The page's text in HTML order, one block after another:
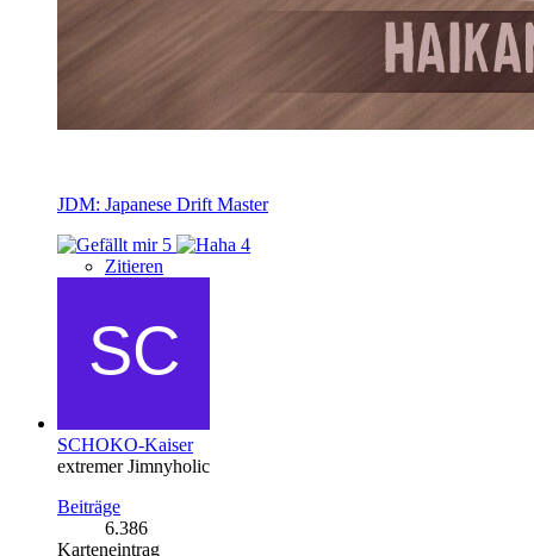
JDM: Japanese Drift Master
5
4
Zitieren
SCHOKO-Kaiser
extremer Jimnyholic
Beiträge
6.386
Karteneintrag